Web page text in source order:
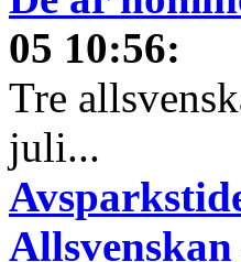
05 10:56:
Tre
juli...
Allsvenskan